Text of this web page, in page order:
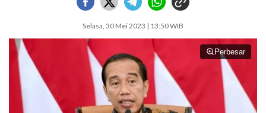
Selasa, 30 Mei 2023 | 13:50 WIB
Perbesar